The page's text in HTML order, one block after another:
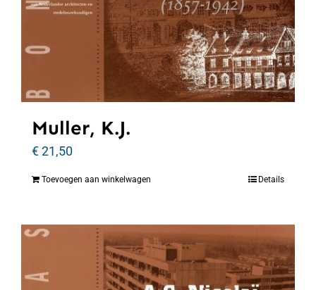
Muller, K.J.
€21,50
Toevoegen aan winkelwagen Details